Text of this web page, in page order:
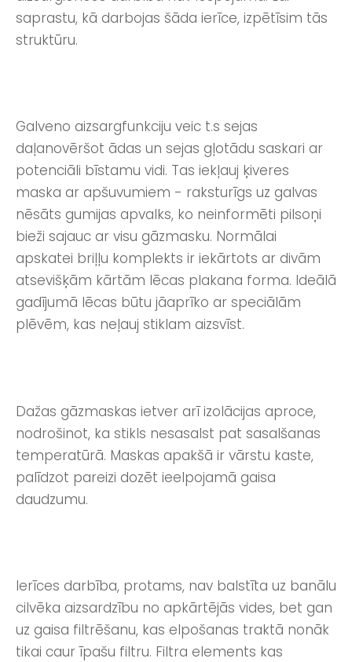
saprastu, kā darbojas šāda ierīce, izpētīsim tās
struktūru.
Galveno aizsargfunkciju veic t.s sejas
daļanovēršot ādas un sejas gļotādu saskari ar
potenciāli bīstamu vidi. Tas iekļauj ķiveres
maska ar apšuvumiem - raksturīgs uz galvas
nēsāts gumijas apvalks, ko neinformēti pilsoņi
bieži sajauc ar visu gāzmasku. Normālai
apskatei briļļu komplekts ir iekārtots ar divām
atsevišķām kārtām lēcas plakana forma. Ideālā
gadījumā lēcas būtu jāaprīko ar speciālām
plēvēm, kas neļauj stiklam aizsvīst.
Dažas gāzmaskas ietver arī izolācijas aproce,
nodrošinot, ka stikls nesasalst pat sasalšanas
temperatūrā. Maskas apakšā ir vārstu kaste,
palīdzot pareizi dozēt ieelpojamā gaisa
daudzumu.
Ierīces darbība, protams, nav balstīta uz banālu
cilvēka aizsardzību no apkārtējās vides, bet gan
uz gaisa filtrēšanu, kas elpošanas traktā nonāk
tikai caur īpašu filtru. Filtra elements kas